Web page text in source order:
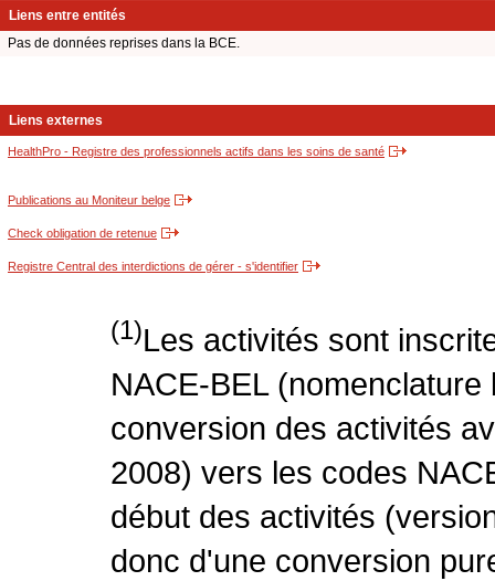
Liens entre entités
Pas de données reprises dans la BCE.
Liens externes
HealthPro - Registre des professionnels actifs dans les soins de santé
Publications au Moniteur belge
Check obligation de retenue
Registre Central des interdictions de gérer - s'identifier
(1)Les activités sont
NACE-BEL
conversion des activités
2008) vers les codes
début des activités
donc d'une conversion